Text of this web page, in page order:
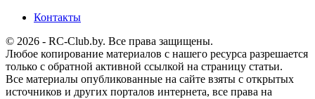
Контакты
© 2026 - RC-Club.by. Все права защищены.
Любое копирование материалов с нашего ресурса разрешается
только с обратной активной ссылкой на страницу статьи.
Все материалы опубликованные на сайте взяты с открытых
источников и других порталов интернета, все права на